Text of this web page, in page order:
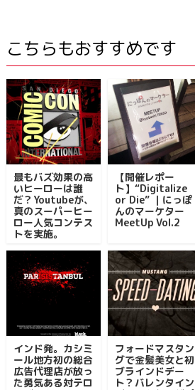
こちらもおすすめです
最もバズ効果の高
いヒーローは誰
だ？Youtubeが、
真のスーパーヒー
ロー人気コンテス
トを実施。
【開催レポー
ト】“Digitalize
or Die” ｜にっぽ
んのマーケター
MeetUp Vol.2
インド発。カシミ
ール地方初の総合
広告代理店が放っ
た勇気ある対テロ
フォードマスタン
グで金髪美女と初
ブラインドデー
ト？バレンタイン